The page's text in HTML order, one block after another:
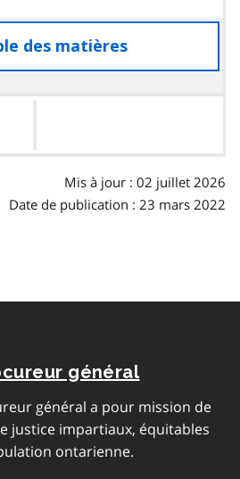
des matières
à
Mis à jour : 02 juillet 2026
Date de publication : 23 mars 2022
général
général a pour mission de
justice impartiaux, équitables
ontarienne.